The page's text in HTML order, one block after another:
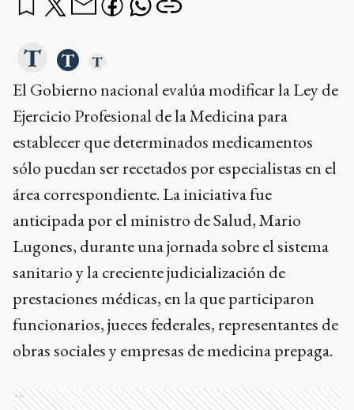
El Gobierno nacional evalúa modificar la Ley de
Ejercicio Profesional de la Medicina para
establecer que determinados medicamentos
sólo puedan ser recetados por especialistas en el
área correspondiente. La iniciativa fue
anticipada por el ministro de Salud, Mario
Lugones, durante una jornada sobre el sistema
sanitario y la creciente judicialización de
prestaciones médicas, en la que participaron
funcionarios, jueces federales, representantes de
obras sociales y empresas de medicina prepaga.
Ads